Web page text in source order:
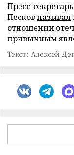
Пресс-
Песков называл
отношении
привычным
Текст: Алексей